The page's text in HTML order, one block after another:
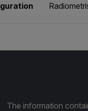
The information